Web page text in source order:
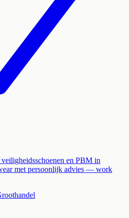
en PBM in
met persoonlijk advies — work